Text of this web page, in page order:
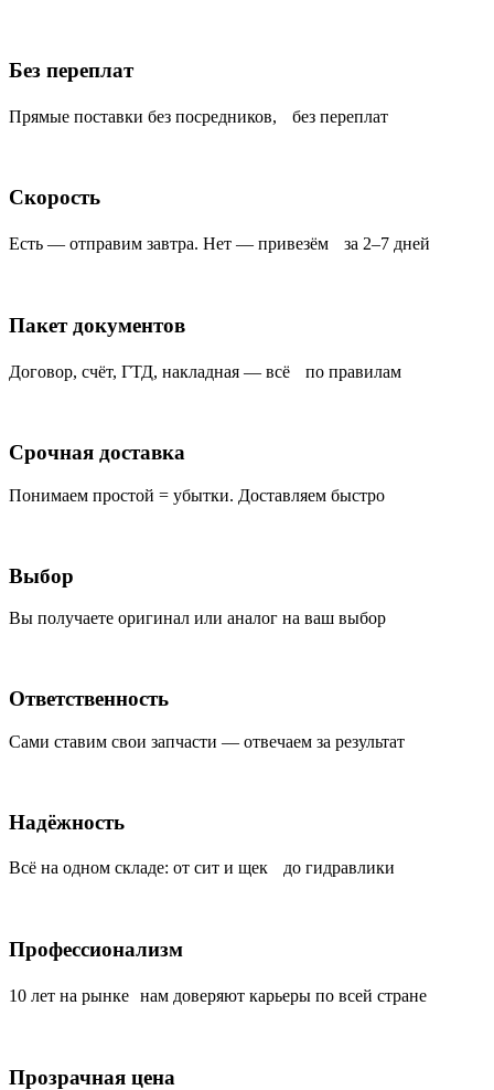
Без переплат
Прямые поставки без посредников, без переплат
Скорость
Есть — отправим завтра. Нет — привезём за 2–7 дней
Пакет документов
Договор, счёт, ГТД, накладная — всё по правилам
Срочная доставка
Понимаем простой = убытки. Доставляем быстро
Выбор
Вы получаете оригинал или аналог на ваш выбор
Ответственность
Сами ставим свои запчасти — отвечаем за результат
Надёжность
Всё на одном складе: от сит и щек до гидравлики
Профессионализм
10 лет на рынке нам доверяют карьеры по всей стране
Прозрачная цена